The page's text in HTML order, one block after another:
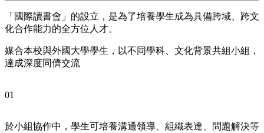
「國際讀書會」的設立，是為了培養學生成為具備跨域、跨文
化合作能力的全方位人才。
媒合本校與外國大學學生，以不同學科、文化背景共組小組，
達成深度同儕交流
01
於小組協作中，學生可培養溝通領導、組織表達、問題解決等